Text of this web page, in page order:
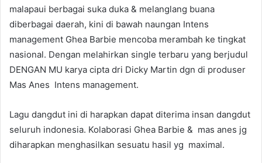
malapaui berbagai suka duka & melanglang buana
diberbagai daerah, kini di bawah naungan Intens
management Ghea Barbie mencoba merambah ke tingkat
nasional. Dengan melahirkan single terbaru yang berjudul
DENGAN MU karya cipta dri Dicky Martin dgn di produser
Mas Anes Intens management.
Lagu dangdut ini di harapkan dapat diterima insan dangdut
seluruh indonesia. Kolaborasi Ghea Barbie & mas anes jg
diharapkan menghasilkan sesuatu hasil yg maximal.